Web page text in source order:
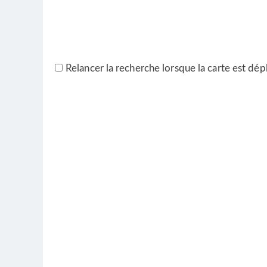
Relancer la recherche lorsque la carte est